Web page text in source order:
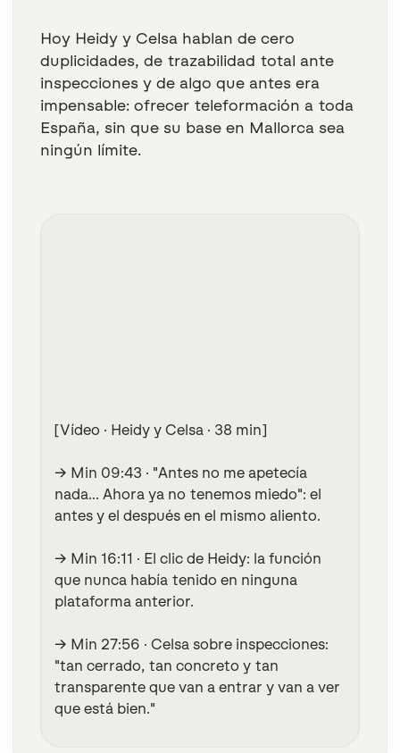
Hoy Heidy y Celsa hablan de cero
duplicidades, de trazabilidad total ante
inspecciones y de algo que antes era
impensable: ofrecer teleformación a toda
España, sin que su base en Mallorca sea
ningún límite.
[Vídeo · Heidy y Celsa · 38 min]
→ Min 09:43 · "Antes no me apetecía
nada... Ahora ya no tenemos miedo": el
antes y el después en el mismo aliento.
→ Min 16:11 · El clic de Heidy: la función
que nunca había tenido en ninguna
plataforma anterior.
→ Min 27:56 · Celsa sobre inspecciones:
"tan cerrado, tan concreto y tan
transparente que van a entrar y van a ver
que está bien."